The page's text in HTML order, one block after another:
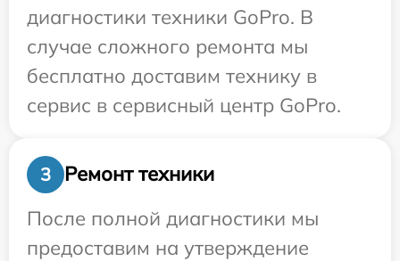
диагностики техники GoPro. В
случае сложного ремонта мы
бесплатно доставим технику в
сервис в сервисный центр GoPro.
3
Ремонт техники
После полной диагностики мы
предоставим на утверждение